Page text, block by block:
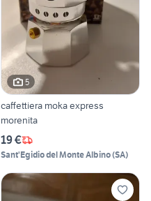
5
caffettiera moka express
morenita
19 €
Sant'Egidio del Monte Albino(SA)